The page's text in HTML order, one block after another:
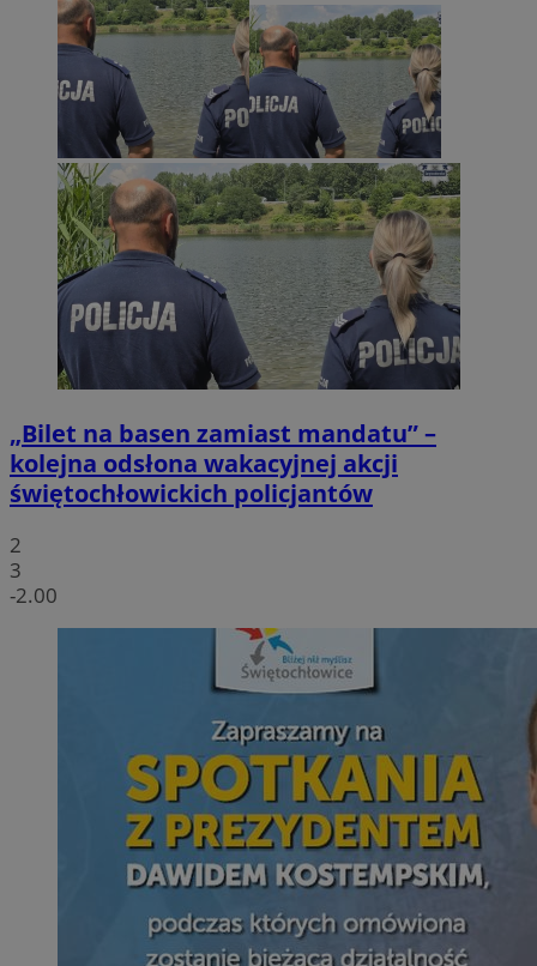
„Bilet na basen zamiast mandatu” –
kolejna odsłona wakacyjnej akcji
świętochłowickich policjantów
2
3
-2.00